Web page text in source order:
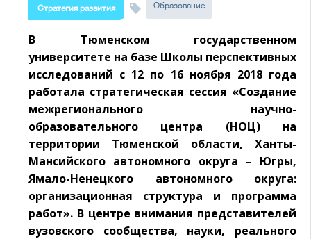
Стратегия развития Образование
В Тюменском государственном
университете на базе Школы перспективных
исследований с 12 по 16 ноября 2018 года
работала стратегическая сессия «Создание
межрегионального научно-
образовательного центра (НОЦ) на
территории Тюменской области, Ханты-
Мансийского автономного округа – Югры,
Ямало-Ненецкого автономного округа:
организационная структура и программа
работ». В центре внимания представителей
вузовского сообщества, науки, реального